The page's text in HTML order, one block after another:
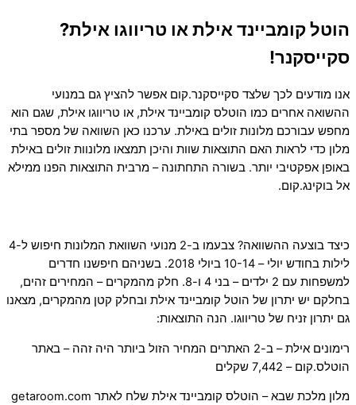
הוטל קומביינד אילת או טריווגו אילת?
סקייסקנר!
אנו מודעים לכך שלצד סקייסקנר.קום אפשר להציץ גם במנועי
ההשואה אחרים כמו הוטלס קומביינד אילת, או טריווגו אילת, שגם הוא
מחפש עבורכם מלונות זולים באילת. ערכנו כאן השוואה של מספר בתי
מלון כדי לראות האם התוצאות שוות והיכן תמצאו מלונוות זולים באילת
באופן אפקטיבי יותר. בשורה התחתונה – מרבית התוצאות הפנו ממילא
אל בוקינג.קום.
כיצד בוצעה ההשוואה? צבעמו ב-2 מנועי השוואת המלונות חיפוש ל-4
לילות בחודש יולי – 10-14 ביולי 2018. בשניהם חיפשנו חדרים
למשפחות עם 2 ילדים – בני 4 ו-8. חלק מהמקרים – המחירים זהים,
בחלקם יש יתרון של הוטל קומביינד אילת ובחלק קטן מהמקרים, מצאנו
גם יתרון זניח של טריווגו. הנה התוצאות:
רימונים אילת – ב-2 האתרים המחיר הזול ביותר היה זהה – באתר
הוטלס.קום – 7,442 שקלים
מלון מלכת שבא – הוטלס קומביינד אילת שלח לאתר getaroom.com